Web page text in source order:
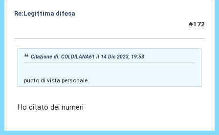
Re:Legittima difesa
#172
Citazione di: COLDILANA61 il 14 Dic 2023, 19:53
punto di vista personale .
Ho citato dei numeri